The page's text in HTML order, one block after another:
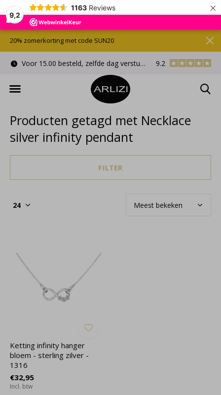
9,2
1163 Reviews ×
Voor 15.00 besteld, zelfde dag verstuurd Gratis
9.2
20% zomerkorting met code SUN20
Producten getagd met Necklace
silver infinity pendant
FILTER
Ketting infinity hanger
bloem - sterling zilver -
1316
€32,95
Incl. btw